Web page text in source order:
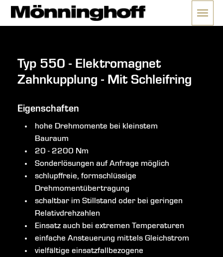
Menü
Typ 550 - Elektromagnet
Zahnkupplung - Mit Schleifring
Eigenschaften
hohe Drehmomente bei kleinstem
Bauraum
20 - 2200 Nm
Sonderlösungen auf Anfrage möglich
schlupffreie, formschlüssige
Drehmomentübertragung
schaltbar im Stillstand oder bei geringen
Relativdrehzahlen
Einsatz auch bei extremen Temperaturen
einfache Ansteuerung mittels Gleichstrom
vielfältige einsatzfallbezogene